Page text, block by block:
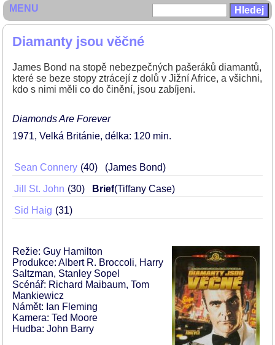
Diamanty jsou věčné
James Bond na stopě nebezpečných pašeráků diamantů,
které se beze stopy ztrácejí z dolů v Jižní Africe, a všichni,
kdo s nimi měli co do činění, jsou zabíjeni.
Diamonds Are Forever
1971 Velká Británie délka: 120 min
Sean Connery 40 (James Bond)
Jill St. John 30 Brief(Tiffany Case)
Sid Haig 31
Režie: Guy Hamilton
Produkce: Albert R. Broccoli, Harry
Saltzman, Stanley Sopel
Scénář: Richard Maibaum, Tom
Mankiewicz
Námět: Ian Fleming
Kamera: Ted Moore
Hudba: John Barry
MENU